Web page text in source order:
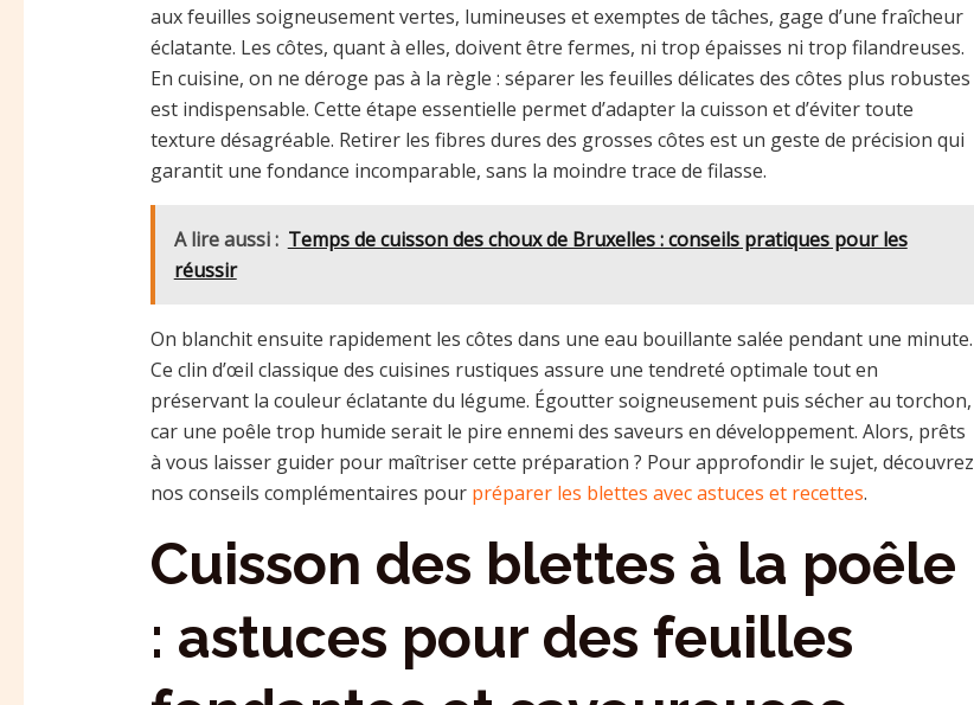
aux feuilles soigneusement vertes, lumineuses et exemptes de tâches, gage d’une fraîcheur
éclatante. Les côtes, quant à elles, doivent être fermes, ni trop épaisses ni trop filandreuses.
En cuisine, on ne déroge pas à la règle : séparer les feuilles délicates des côtes plus robustes
est indispensable. Cette étape essentielle permet d’adapter la cuisson et d’éviter toute
texture désagréable. Retirer les fibres dures des grosses côtes est un geste de précision qui
garantit une fondance incomparable, sans la moindre trace de filasse.
A lire aussi : Temps de cuisson des choux de Bruxelles : conseils pratiques pour les
réussir
On blanchit ensuite rapidement les côtes dans une eau bouillante salée pendant une minute.
Ce clin d’œil classique des cuisines rustiques assure une tendreté optimale tout en
préservant la couleur éclatante du légume. Égoutter soigneusement puis sécher au torchon,
car une poêle trop humide serait le pire ennemi des saveurs en développement. Alors, prêts
à vous laisser guider pour maîtriser cette préparation ? Pour approfondir le sujet, découvrez
nos conseils complémentaires pour préparer les blettes avec astuces et recettes.
Cuisson des blettes à la poêle
: astuces pour des feuilles